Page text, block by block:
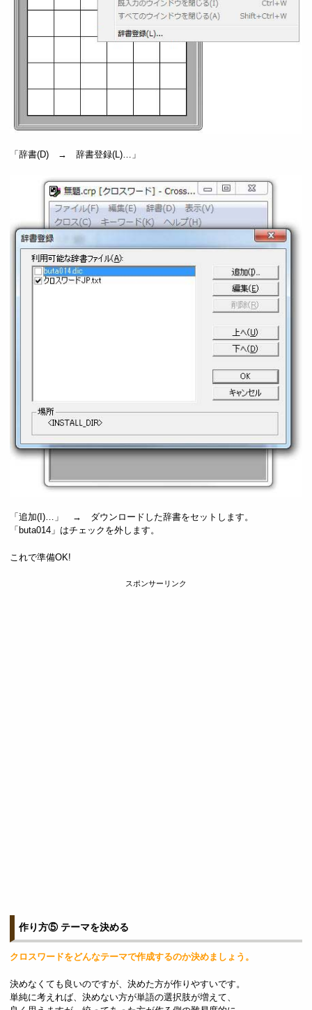
「辞書(D) → 辞書登録(L)…」
「追加(I)…」 → ダウンロードした辞書をセットします。
「buta014」はチェックを外します。
これで準備OK!
スポンサーリンク
作り方⑤ テーマを決める
クロスワードをどんなテーマで作成するのか決めましょう。
決めなくても良いのですが、決めた方が作りやすいです。
単純に考えれば、決めない方が単語の選択肢が増えて、